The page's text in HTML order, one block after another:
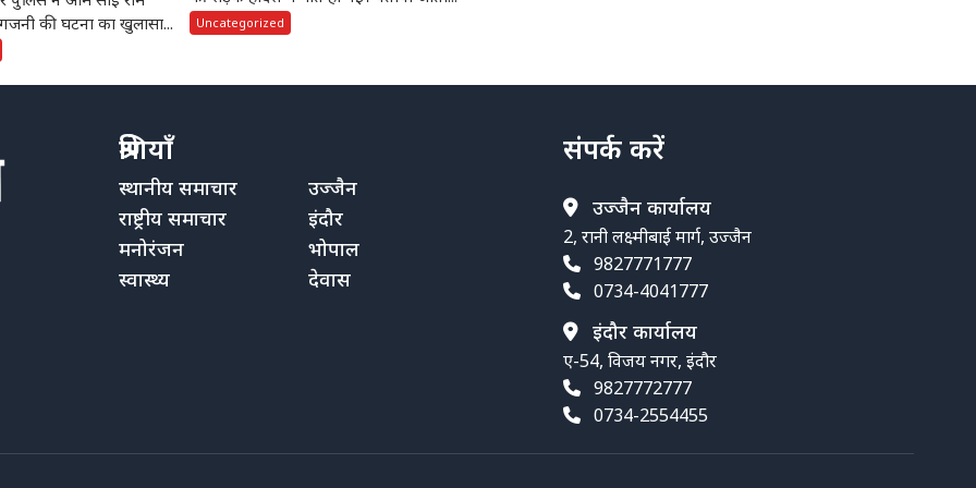
की घटना का खुलासा...
Uncategorized
श्रेणियाँ
स्थानीय समाचार
राष्ट्रीय समाचार
मनोरंजन
स्वास्थ्य
उज्जैन
इंदौर
भोपाल
देवास
संपर्क करें
उज्जैन कार्यालय
2, रानी लक्ष्मीबाई मार्ग, उज्जैन
9827771777
0734-4041777
इंदौर कार्यालय
ए-54, विजय नगर, इंदौर
9827772777
0734-2554455